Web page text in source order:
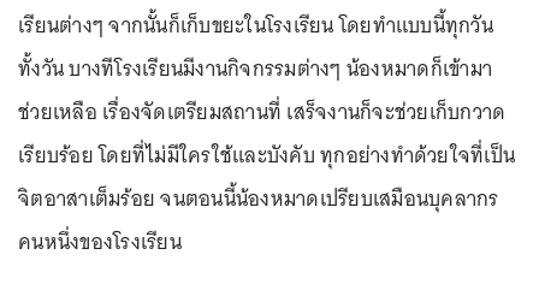
เรียนต่างๆ จากนั้นก็เก็บขยะในโรงเรียน โดยทำแบบนี้ทุกวัน
ทั้งวัน บางทีโรงเรียนมีงานกิจกรรมต่างๆ น้องหมาดก็เข้ามา
ช่วยเหลือ เรื่องจัดเตรียมสถานที่ เสร็จงานก็จะช่วยเก็บกวาด
เรียบร้อย โดยที่ไม่มีใครใช้และบังคับ ทุกอย่างทำด้วยใจที่เป็น
จิตอาสาเต็มร้อย จนตอนนี้น้องหมาดเปรียบเสมือนบุคลากร
คนหนึ่งของโรงเรียน